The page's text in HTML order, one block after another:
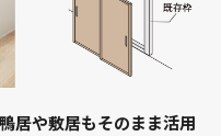
居や敷居もそのまま活用